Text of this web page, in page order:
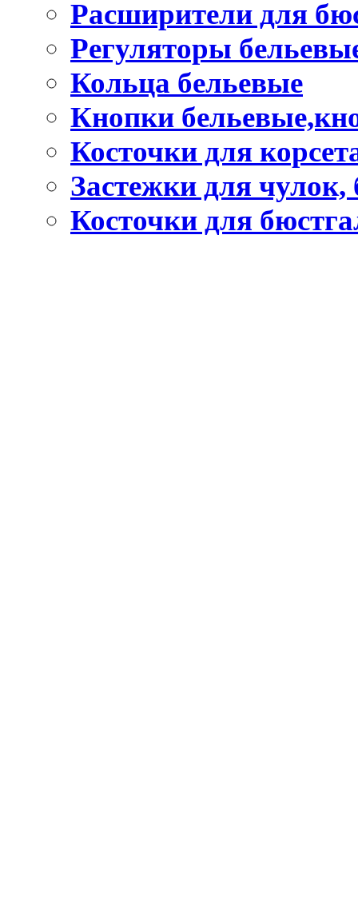
Расширители для
Регуляторы
Кольца бельевые
Кнопки
Косточки для
Застежки для чулок,
Косточки для